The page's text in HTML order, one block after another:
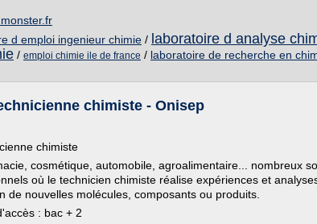
d emploi ingenieur chimie / laboratoire d analyse
/ emploi chimie ile de france / laboratoire de recherche en
chimiste - Onisep
chimiste
cosmétique, automobile, agroalimentaire... nombreux
où le technicien chimiste réalise expériences et
de nouvelles molécules, composants ou produits.
: bac + 2